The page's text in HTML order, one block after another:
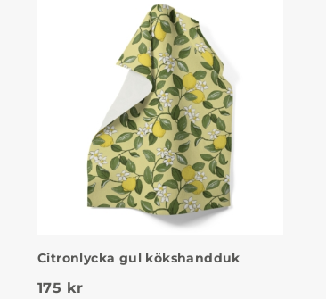
Citronlycka gul kökshandduk
175 kr